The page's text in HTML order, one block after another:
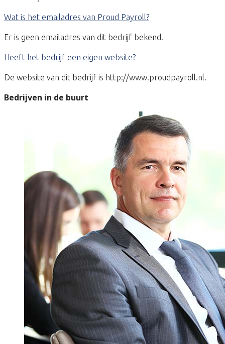
Wat is het emailadres van Proud Payroll?
Er is geen emailadres van dit bedrijf bekend.
Heeft het bedrijf een eigen website?
De website van dit bedrijf is http://www.proudpayroll.nl.
Bedrijven in de buurt